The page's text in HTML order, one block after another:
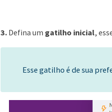
3. Defina um gatilho inicial,
Esse gatilho é de sua